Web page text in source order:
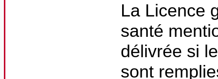
La Licence
santé
délivrée si
sont